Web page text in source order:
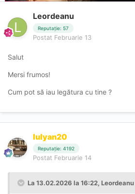
Leordeanu
Reputație: 57
Postat Februarie 13
Salut
Mersi frumos!
Cum pot să iau legătura cu tine ?
Iulyan20
Reputație: 4192
Postat Februarie 14
La 13.02.2026 la 16:22, Leordeanu